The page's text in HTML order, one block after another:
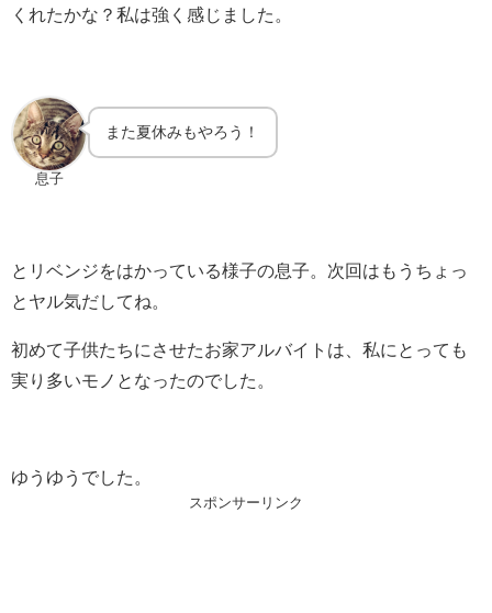
くれたかな？私は強く感じました。
息子
また夏休みもやろう！
とリベンジをはかっている様子の息子。次回はもうちょっ
とヤル気だしてね。
初めて子供たちにさせたお家アルバイトは、私にとっても
実り多いモノとなったのでした。
ゆうゆうでした。
スポンサーリンク